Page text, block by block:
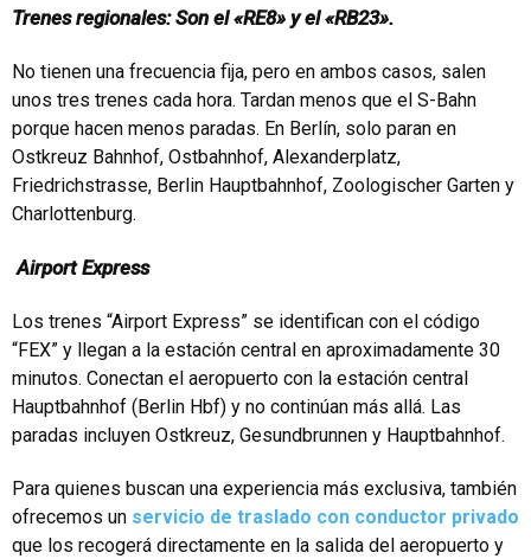
Trenes regionales: Son el «RE8» y el «RB23».
No tienen una frecuencia fija, pero en ambos casos, salen
unos tres trenes cada hora. Tardan menos que el S-Bahn
porque hacen menos paradas. En Berlín, solo paran en
Ostkreuz Bahnhof, Ostbahnhof, Alexanderplatz,
Friedrichstrasse, Berlin Hauptbahnhof, Zoologischer Garten y
Charlottenburg.
Airport Express
Los trenes “Airport Express” se identifican con el código
“FEX” y llegan a la estación central en aproximadamente 30
minutos. Conectan el aeropuerto con la estación central
Hauptbahnhof (Berlin Hbf) y no continúan más allá. Las
paradas incluyen Ostkreuz, Gesundbrunnen y Hauptbahnhof.
Para quienes buscan una experiencia más exclusiva, también
ofrecemos un servicio de traslado con conductor privado
que los recogerá directamente en la salida del aeropuerto y